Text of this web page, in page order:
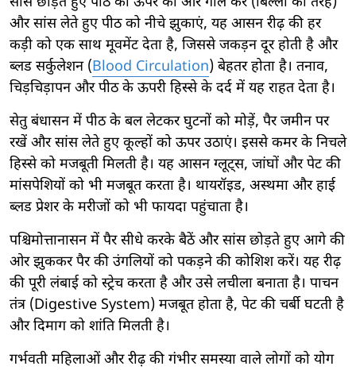
और सांस लेते हुए पीठ को नीचे झुकाएं, यह आसन रीढ़ की हर
कड़ी को एक साथ मूवमेंट देता है, जिससे जकड़न दूर होती है और
ब्लड सर्कुलेशन (Blood Circulation) बेहतर होता है। तनाव,
चिड़चिड़ापन और पीठ के ऊपरी हिस्से के दर्द में यह राहत देता है।
सेतु बंधासन में पीठ के बल लेटकर घुटनों को मोड़ें, पैर जमीन पर
रखें और सांस लेते हुए कूल्हों को ऊपर उठाएं। इससे कमर के निचले
हिस्से को मजबूती मिलती है। यह आसन ग्लूट्स, जांघों और पेट की
मांसपेशियों को भी मजबूत करता है। थायरॉइड, अस्थमा और हाई
ब्लड प्रेशर के मरीजों को भी फायदा पहुंचाता है।
पश्चिमोत्तानासन में पैर सीधे करके बैठें और सांस छोड़ते हुए आगे की
ओर झुककर पैर की उंगलियों को पकड़ने की कोशिश करें। यह रीढ़
की पूरी लंबाई को स्ट्रेच करता है और उसे लचीला बनाता है। पाचन
तंत्र (Digestive System) मजबूत होता है, पेट की चर्बी घटती है
और दिमाग को शांति मिलती है।
गर्भवती महिलाओं और रीढ़ की गंभीर समस्या वाले लोगों को योग